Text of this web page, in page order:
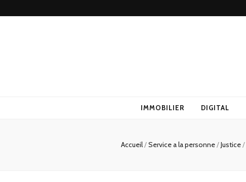
IMMOBILIER DIGITAL
Accueil/Service a la personne/Justice/